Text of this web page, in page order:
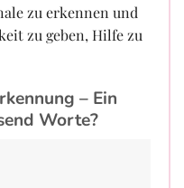
zu erkennen und
zu geben, Hilfe zu
– Ein
Worte?